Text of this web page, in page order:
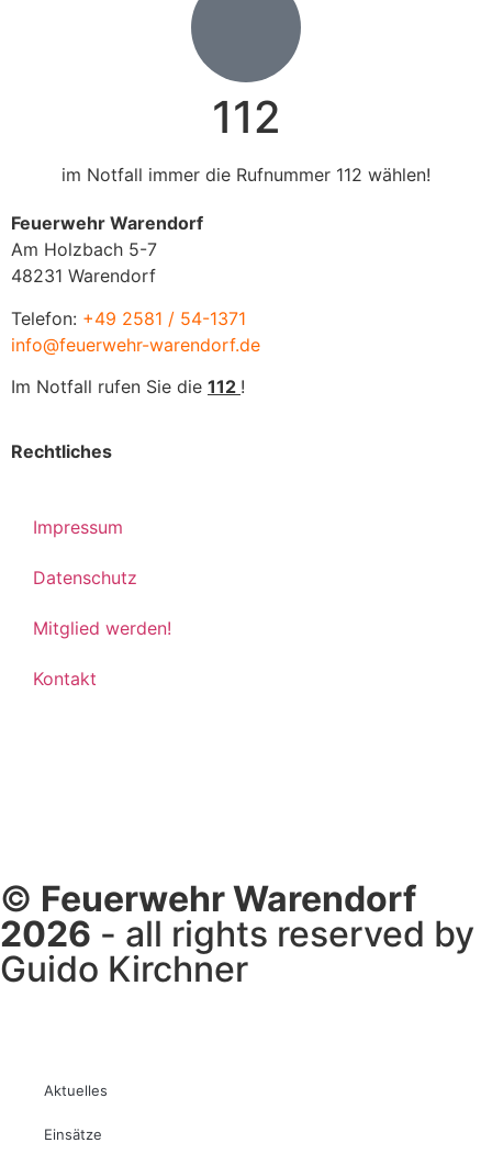
112
im Notfall immer die Rufnummer 112 wählen!
Feuerwehr Warendorf
Am Holzbach 5-7
48231 Warendorf
Telefon: +49 2581 / 54-1371
info@feuerwehr-warendorf.de
Im Notfall rufen Sie die 112 !
Rechtliches
Impressum
Datenschutz
Mitglied werden!
Kontakt
© Feuerwehr Warendorf
2026 - all rights reserved by
Guido Kirchner
Aktuelles
Einsätze